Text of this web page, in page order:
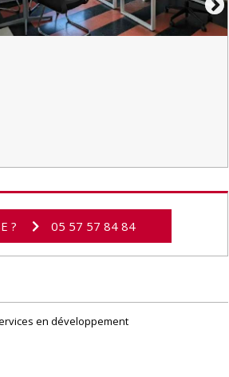
? 05 57 57 84 84
en développement